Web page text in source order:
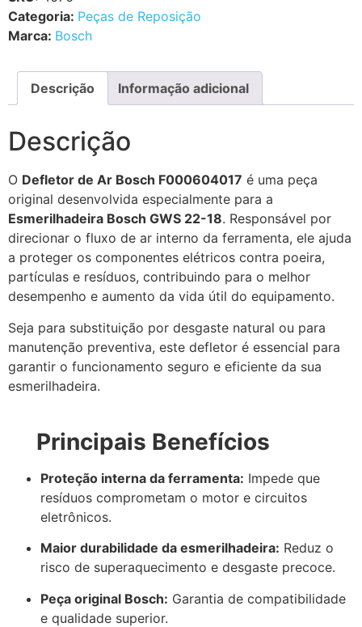
Categoria: Peças de Reposição
Marca: Bosch
Descrição Informação adicional
Descrição
O Defletor de Ar Bosch F000604017 é uma peça
original desenvolvida especialmente para a
Esmerilhadeira Bosch GWS 22-18. Responsável por
direcionar o fluxo de ar interno da ferramenta, ele ajuda
a proteger os componentes elétricos contra poeira,
partículas e resíduos, contribuindo para o melhor
desempenho e aumento da vida útil do equipamento.
Seja para substituição por desgaste natural ou para
manutenção preventiva, este defletor é essencial para
garantir o funcionamento seguro e eficiente da sua
esmerilhadeira.
Principais Benefícios
Proteção interna da ferramenta: Impede que
resíduos comprometam o motor e circuitos
eletrônicos.
Maior durabilidade da esmerilhadeira: Reduz o
risco de superaquecimento e desgaste precoce.
Peça original Bosch: Garantia de compatibilidade
e qualidade superior.